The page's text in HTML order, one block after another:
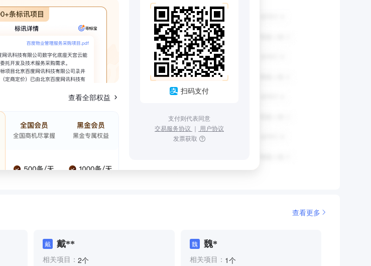
查看全部权益
扫码支付
支付则代表同意
交易服务协议 ｜ 用户协议
发票获取
查看更多
戴 戴**
相关项目： 2个
魏 魏*
相关项目： 1个